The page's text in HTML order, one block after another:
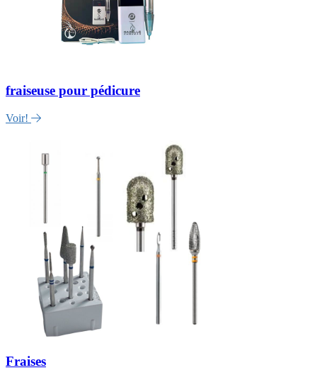
fraiseuse pour pédicure
Voir!
Fraises